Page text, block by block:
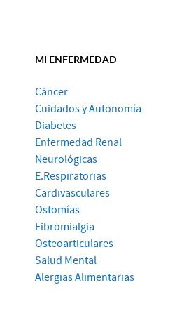
MI ENFERMEDAD
Cáncer
Cuidados y Autonomía
Diabetes
Enfermedad Renal
Neurológicas
E.Respiratorias
Cardivasculares
Ostomías
Fibromialgia
Osteoarticulares
Salud Mental
Alergias Alimentarias